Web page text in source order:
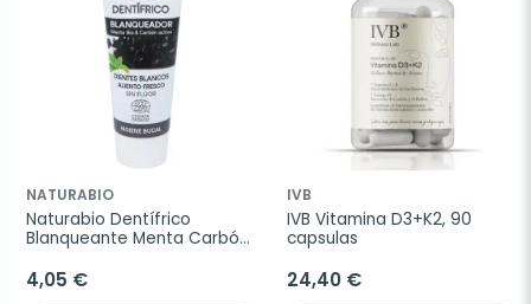
NATURABIO
Naturabio Dentífrico
Blanqueante Menta Carbón,
4,05 €
IVB
IVB Vitamina D3+K2, 90
capsulas
24,40 €